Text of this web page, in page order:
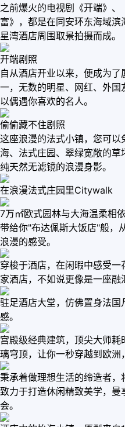
之前爆火的电视剧《开端》
富》，都是在同安环东海域
星湾酒店周围取景拍摄而成。
开端剧照
自从酒店开业以来，便成为
一，无数的明星、网红、外
以偶遇你喜欢的名人。
偷偷藏不住剧照
这座浪漫的法式小镇，您可
海、法式庄园、翠绿宽敞的
纯天然无滤镜的浪漫身影。
在浪漫法式庄园里Citywalk
7万㎡欧式园林与大海温柔相
带给你"布达佩斯大饭店"般，
浪漫的感受。
穿梭于酒店，在闲暇中感受
家酒店，不如说更像是一座融
驻足酒店大堂，仿佛置身法
感。
宫殿级经典建筑，顶尖大师
璃穹顶，让你一秒穿越到欧洲
秉承着做理想生活的缔造者，
致力于打造休闲精致美学，
会。